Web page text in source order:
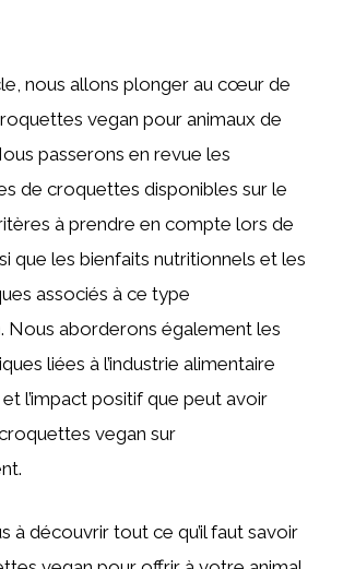
nous allons plonger au cœur de
vegan pour animaux de
passerons en revue les
de croquettes disponibles sur le
à prendre en compte lors de
que les bienfaits nutritionnels et les
associés à ce type
Nous aborderons également les
liées à l’industrie alimentaire
l’impact positif que peut avoir
vegan sur
à découvrir tout ce qu’il faut savoir